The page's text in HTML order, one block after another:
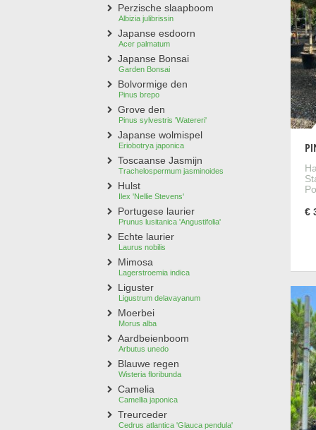
Perzische slaapboom
Albizia julibrissin
Japanse esdoorn
Acer palmatum
Japanse Bonsai
Garden Bonsai
Bolvormige den
Pinus brepo
Grove den
Pinus sylvestris 'Watereri'
Japanse wolmispel
Eriobotrya japonica
Toscaanse Jasmijn
Trachelospermum jasminoides
Hulst
Ilex 'Nellie Stevens'
Portugese laurier
Prunus lusitanica 'Angustifolia'
Echte laurier
Laurus nobilis
Mimosa
Lagerstroemia indica
Liguster
Ligustrum delavayanum
Moerbei
Morus alba
Aardbeienboom
Arbutus unedo
Blauwe regen
Wisteria floribunda
Camelia
Camellia japonica
Treurceder
Cedrus atlantica 'Glauca pendula'
zorgt
de
Bij
Is
De
een
Is
De
€